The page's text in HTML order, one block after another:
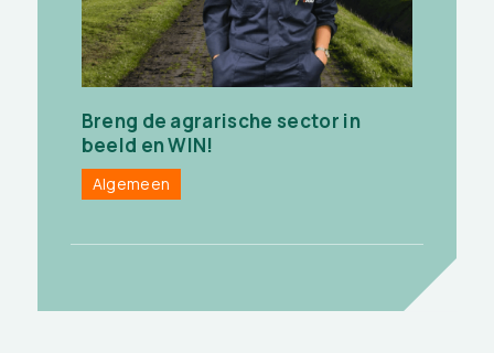
Breng de agrarische sector in
beeld en WIN!
Algemeen